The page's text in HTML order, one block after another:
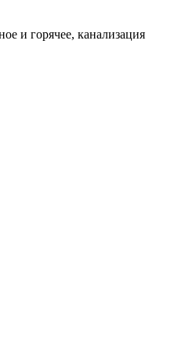
и горячее, канализация